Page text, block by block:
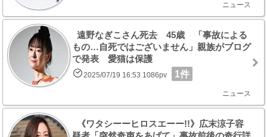
ニュース
遠野なぎこさん死去 45歳 「事故による
もの…自死ではございません」親族がブログ
で発表 愛猫は保護
2025/07/19 16:53 1086pv 1件
ニュース
《ワタシーーヒロスエーー!!》広末涼子容